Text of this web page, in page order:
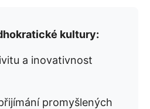
kultury:
a inovativnost
promyšlených